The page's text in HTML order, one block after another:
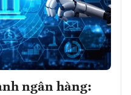
ngân hàng: